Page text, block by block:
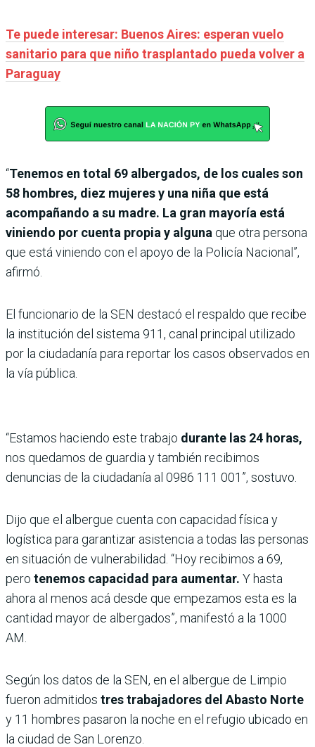
Te puede interesar: Buenos Aires: esperan vuelo
sanitario para que niño trasplantado pueda volver a
Paraguay
“Tenemos en total 69 albergados, de los cuales son
58 hombres, diez mujeres y una niña que está
acompañando a su madre. La gran mayoría está
viniendo por cuenta propia y alguna que otra persona
que está viniendo con el apoyo de la Policía Nacional”,
afirmó.
El funcionario de la SEN destacó el respaldo que recibe
la institución del sistema 911, canal principal utilizado
por la ciudadanía para reportar los casos observados en
la vía pública.
“Estamos haciendo este trabajo durante las 24 horas,
nos quedamos de guardia y también recibimos
denuncias de la ciudadanía al 0986 111 001”, sostuvo.
Dijo que el albergue cuenta con capacidad física y
logística para garantizar asistencia a todas las personas
en situación de vulnerabilidad. “Hoy recibimos a 69,
pero tenemos capacidad para aumentar. Y hasta
ahora al menos acá desde que empezamos esta es la
cantidad mayor de albergados”, manifestó a la 1000
AM.
Según los datos de la SEN, en el albergue de Limpio
fueron admitidos tres trabajadores del Abasto Norte
y 11 hombres pasaron la noche en el refugio ubicado en
la ciudad de San Lorenzo.